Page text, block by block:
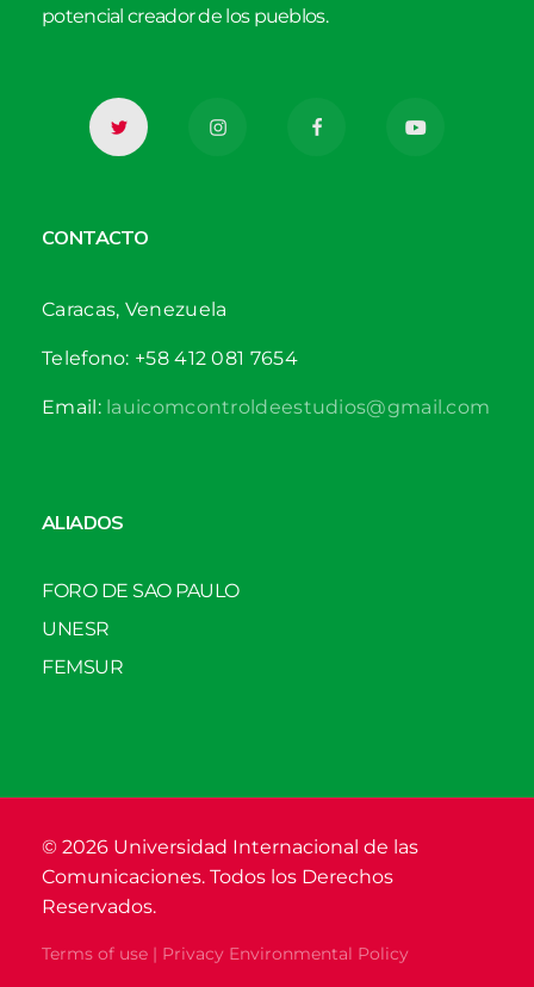
potencial creador de los pueblos.
CONTACTO
Caracas, Venezuela
Telefono: +58 412 081 7654
Email:lauicomcontroldeestudios@gmail.com
ALIADOS
FORO DE SAO PAULO
UNESR
FEMSUR
© 2026 Universidad Internacional de las
Comunicaciones. Todos los Derechos
Reservados.
Terms of use | Privacy Environmental Policy